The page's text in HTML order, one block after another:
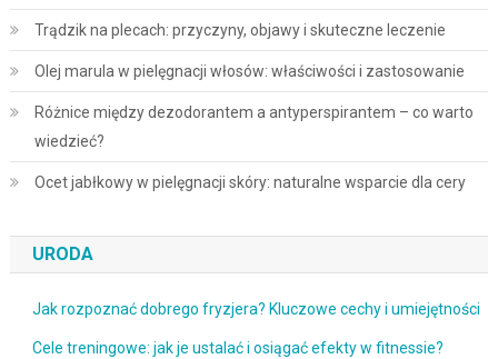
Trądzik na plecach: przyczyny, objawy i skuteczne leczenie
Olej marula w pielęgnacji włosów: właściwości i zastosowanie
Różnice między dezodorantem a antyperspirantem – co warto
wiedzieć?
Ocet jabłkowy w pielęgnacji skóry: naturalne wsparcie dla cery
URODA
Jak rozpoznać dobrego fryzjera? Kluczowe cechy i umiejętności
Cele treningowe: jak je ustalać i osiągać efekty w fitnessie?